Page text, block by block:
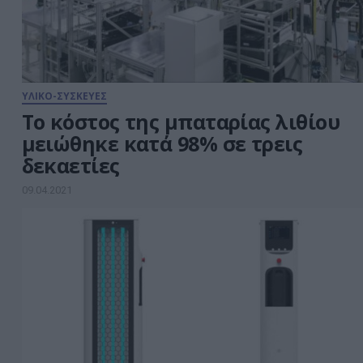
ΥΛΙΚΟ-ΣΥΣΚΕΥΕΣ
Το κόστος της μπαταρίας λιθίου
μειώθηκε κατά 98% σε τρεις
δεκαετίες
09.04.2021